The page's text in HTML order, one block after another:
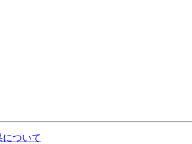
ついて